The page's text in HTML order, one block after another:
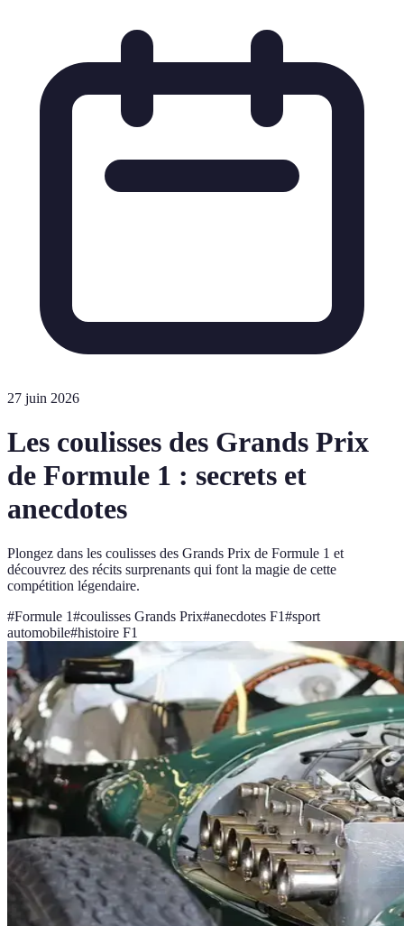
27 juin 2026
Les coulisses des Grands Prix
de Formule 1 : secrets et
anecdotes
Plongez dans les coulisses des Grands Prix de Formule 1 et
découvrez des récits surprenants qui font la magie de cette
compétition légendaire.
#Formule 1#coulisses Grands Prix#anecdotes F1#sport
automobile#histoire F1